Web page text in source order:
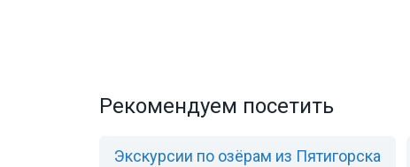
Рекомендуем посетить
Экскурсии по озёрам из Пятигорска